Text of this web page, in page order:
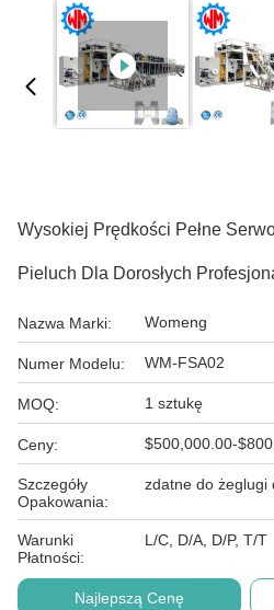
Wysokiej Prędkości Pełne
Pieluch Dla Dorosłych
Nazwa Marki: Womeng
Numer Modelu: WM-FSA02
MOQ: 1 sztukę
Ceny: $500,000.00-
Szczegóły
Opakowania:
zdatne do żeglugi
Warunki
Płatności:
L/C, D/A, D/P, T/T
Najlepszą Cenę